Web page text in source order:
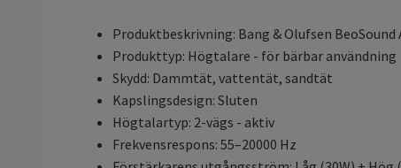
Produktbeskrivning: Bang & Olufsen
Produkttyp: Högtalare - för bärbar användning
Skydd: Dammtät, vattentät, sandtät
Kapslingsdesign: Sluten
Högtalartyp: 2-vägs - aktiv
Frekvensrespons: 55–20000 Hz